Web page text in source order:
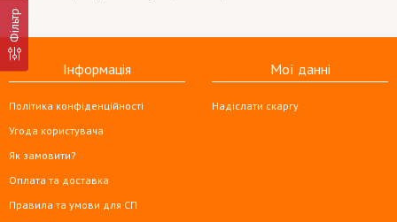
Фільтр
Інформація
Політика конфіденційності
Угода користувача
Як замовити?
Оплата та доставка
Правила та умови для СП
Мої данні
Надіслати скаргу